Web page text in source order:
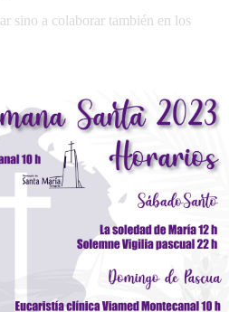
sino a colaborar también en los